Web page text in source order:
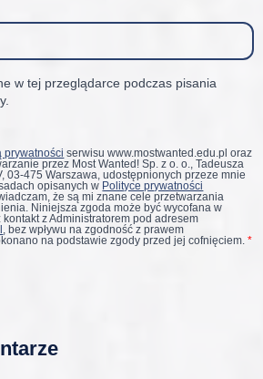
w tej przeglądarce podczas pisania
prywatności serwisu www.mostwanted.edu.pl oraz
przez Most Wanted! Sp. z o. o., Tadeusza
03-475 Warszawa, udostępnionych przeze mnie
opisanych w Polityce prywatności
że są mi znane cele przetwarzania
Niniejsza zgoda może być wycofana w
z Administratorem pod adresem
, bez wpływu na zgodność z prawem
na podstawie zgody przed jej cofnięciem.*